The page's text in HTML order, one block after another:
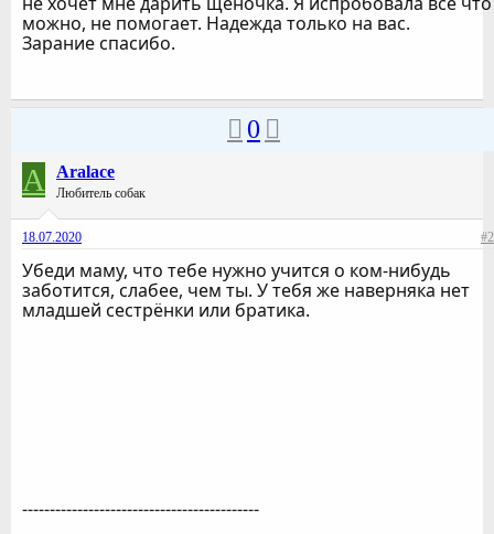
можно, не помогает. Надежда только на вас.
Зарание спасибо.
0
A Aralace
Любитель собак
18.07.2020 #2
Убеди маму, что тебе нужно учится о ком-нибудь
заботится, слабее, чем ты. У тебя же наверняка нет
младшей сестрёнки или братика.
-------------------------------------------